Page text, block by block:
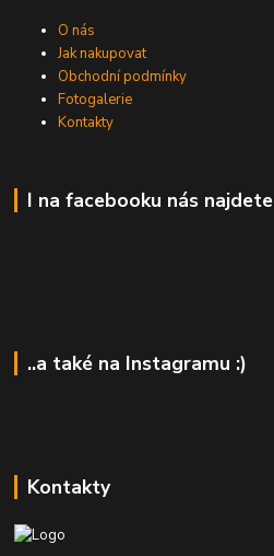
O nás
Jak nakupovat
Obchodní podmínky
Fotogalerie
Kontakty
I na facebooku nás najdete
..a také na Instagramu :)
Kontakty